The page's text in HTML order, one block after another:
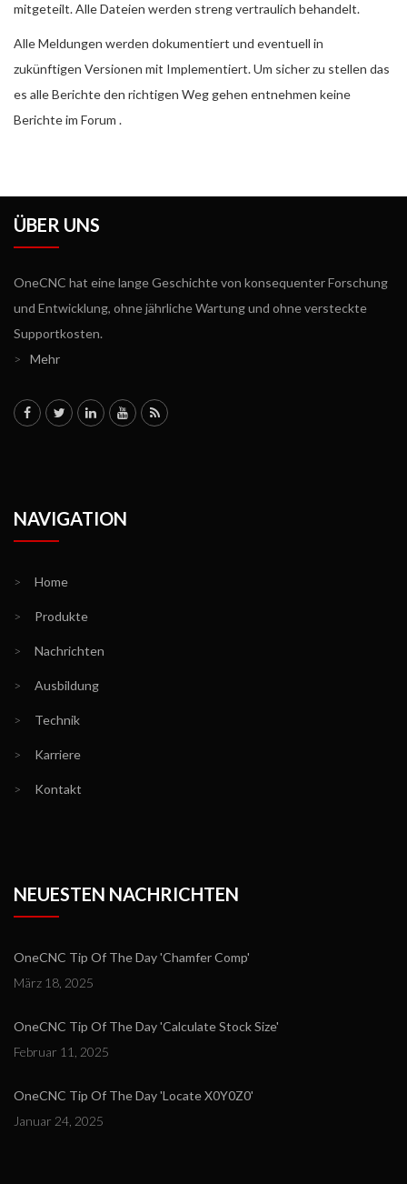
mitgeteilt. Alle Dateien werden streng vertraulich behandelt.
Alle Meldungen werden dokumentiert und eventuell in
zukünftigen Versionen mit Implementiert. Um sicher zu stellen das
es alle Berichte den richtigen Weg gehen entnehmen keine
Berichte im Forum .
ÜBER UNS
OneCNC hat eine lange Geschichte von konsequenter Forschung
und Entwicklung, ohne jährliche Wartung und ohne versteckte
Supportkosten.
>
Mehr
NAVIGATION
> Home
> Produkte
> Nachrichten
> Ausbildung
> Technik
> Karriere
> Kontakt
NEUESTEN NACHRICHTEN
OneCNC Tip Of The Day 'Chamfer Comp'
März 18, 2025
OneCNC Tip Of The Day 'Calculate Stock Size'
Februar 11, 2025
OneCNC Tip Of The Day 'Locate X0Y0Z0'
Januar 24, 2025